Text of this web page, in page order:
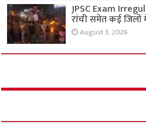
JPSC Exam
रांची समेत कई जिलों
August 3, 2026